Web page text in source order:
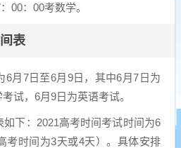
00：00考数学。
表
6月7日至6月9日，其中6月7日为
试，6月9日为英语考试。
如下：2021高考时间考试时间为6
考时间为3天或4天）。具体安排